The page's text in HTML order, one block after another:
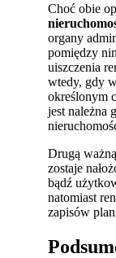
Choć obie
organy
pomiędzy
uiszczenia
wtedy, gdy
określonym
jest należna
Drugą
zostaje
bądź
natomiast
zapisów